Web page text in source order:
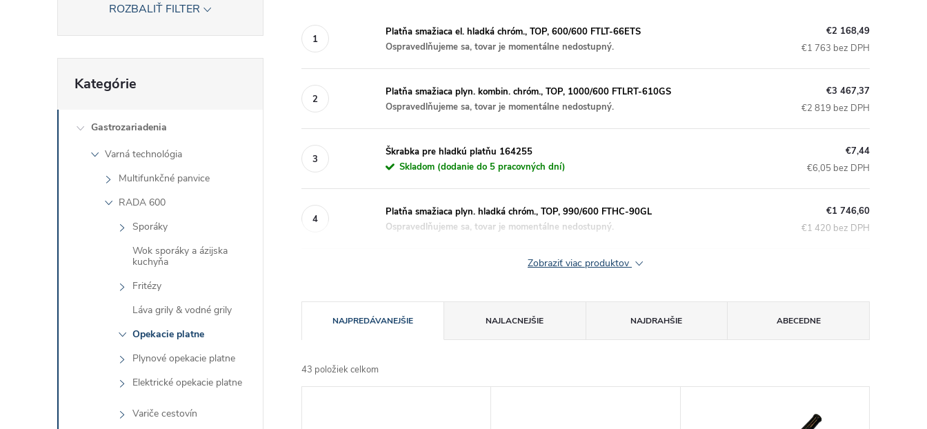
n
e
l
ROZBALIŤ FILTER
kategórie
Kategórie
Gastrozariadenia
Varná technológia
Multifunkčné panvice
RADA 600
Sporáky
Wok sporáky a ázijska
kuchyňa
Fritézy
Láva grily & vodné grily
Opekacie platne
Plynové opekacie platne
Elektrické opekacie platne
Variče cestovín
Platňa smažiaca el. hladká chróm., TOP, 600/600 FTLT-66ETS
Ospravedlňujeme sa, tovar je momentálne nedostupný.
€2 168,49
€1 763 bez DPH
Platňa smažiaca plyn. kombin. chróm., TOP, 1000/600 FTLRT-610GS
Ospravedlňujeme sa, tovar je momentálne nedostupný.
€3 467,37
€2 819 bez DPH
Škrabka pre hladkú platňu 164255
Skladom (dodanie do 5 pracovných dní)
€7,44
€6,05 bez DPH
Platňa smažiaca plyn. hladká chróm., TOP, 990/600 FTHC-90GL
Ospravedlňujeme sa, tovar je momentálne nedostupný.
€1 746,60
€1 420 bez DPH
Zobraziť viac produktov
a
d
NAJPREDÁVANEJŠIE NAJLACNEJŠIE NAJDRAHŠIE ABECEDNE
43 položiek celkom